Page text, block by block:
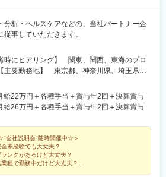
分析・ヘルスケアなどの、当社パートナー企
事していただきます。
時にヒアリング】 関東、関西、東海のプロ
主要勤務地】 東京都、神奈川県、埼玉県、
県、三重県、広島県、福岡県※住宅補助あり！
社補助）【配属先一例】中外製薬株式会社
社株式会社明治堺化学工業株式会社日本化薬
カ株式会社DNPファインケミカル宇都宮株式
所東邦チタニウム株式会社高田製薬株式会社
シス株式会社マテリアルゲート三井化学EMS
ネコート 他＼NEW！エリア制度導入／全国
給22万円＋各種手当＋賞与年2回＋決算賞与
給26万円＋各種手当＋賞与年2回＋決算賞与
会社説明会"随時開催中☆＞
未経験でも大丈夫？
ンクがあるけど大丈夫？
種で勤務中だけど大丈夫？